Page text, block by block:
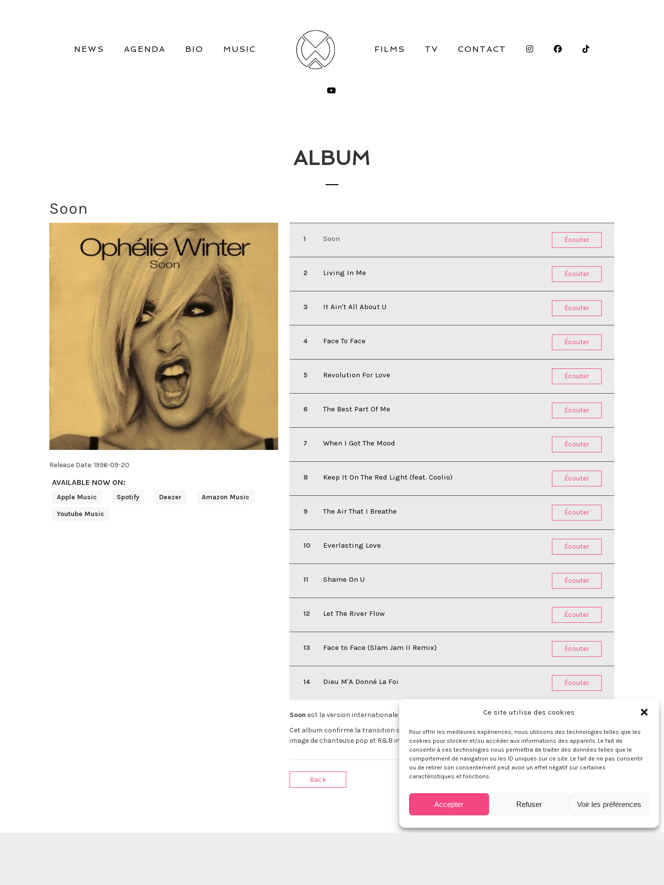
Ce site utilise des cookies
Pour offrir les meilleures expériences, nous utilisons des technologies telles que les
cookies pour stocker et/ou accéder aux informations des appareils. Le fait de
consentir à ces technologies nous permettra de traiter des données telles que le
comportement de navigation ou les ID uniques sur ce site. Le fait de ne pas consentir
ou de retirer son consentement peut avoir un effet négatif sur certaines
caractéristiques et fonctions.
Accepter Refuser Voir les préférences
NEWS AGENDA BIO MUSIC FILMS TV CONTACT
ALBUM
Soon
Release Date: 1996-09-20
AVAILABLE NOW ON:
Apple Music Spotify Deezer
Amazon Music
Youtube Music
Écouter
Soon
Écouter
Living In Me
Écouter
It Ain't All About U
Écouter
Face To Face
Écouter
Revolution For Love
Écouter
The Best Part Of Me
Écouter
When I Got The Mood
Écouter
Keep It On The Red Light (feat. Coolio)
Écouter
The Air That I Breathe
Écouter
Everlasting Love
Écouter
Shame On U
Écouter
Let The River Flow
Écouter
Face to Face (Slam Jam II Remix)
Écouter
Dieu M'A Donné La Foi
Soon est la version internationale de l’album « » d’Ophélie Winter, sorti en1996
Cet album confirme la transition de l’artiste vers une carrière musicale et lui permet de solidifier son
image de chanteuse pop et R&B incontournable de la fin des années 1990.
Back